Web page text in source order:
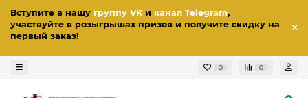
Вступите в нашу группу VKи канал Telegram,
участвуйте в розыгрышах призов и получите скидку на
первый заказ!
0 0